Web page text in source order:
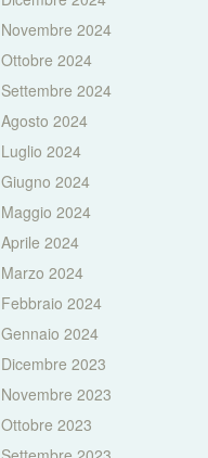
Novembre 2024
Ottobre 2024
Settembre 2024
Agosto 2024
Luglio 2024
Giugno 2024
Maggio 2024
Aprile 2024
Marzo 2024
Febbraio 2024
Gennaio 2024
Dicembre 2023
Novembre 2023
Ottobre 2023